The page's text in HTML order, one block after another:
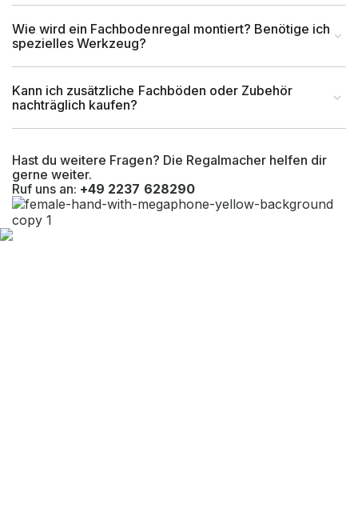
Lagerebene OK
(mm)
Fachhöhe
(mm)
Fachboden und Unterkante
größtmögliche
Fachhöhe
(mm)
ca. 1000 mm zwischen
Unterkante Fachboden
Hast du weitere Fragen? Die Regalmacher helfen dir
gerne weiter.
Ruf uns an: +49 2237 628290
Wie wird ein Fachbodenregal montiert? Benötige ich
spezielles Werkzeug?
Kann ich zusätzliche Fachböden oder Zubehör
nachträglich kaufen?